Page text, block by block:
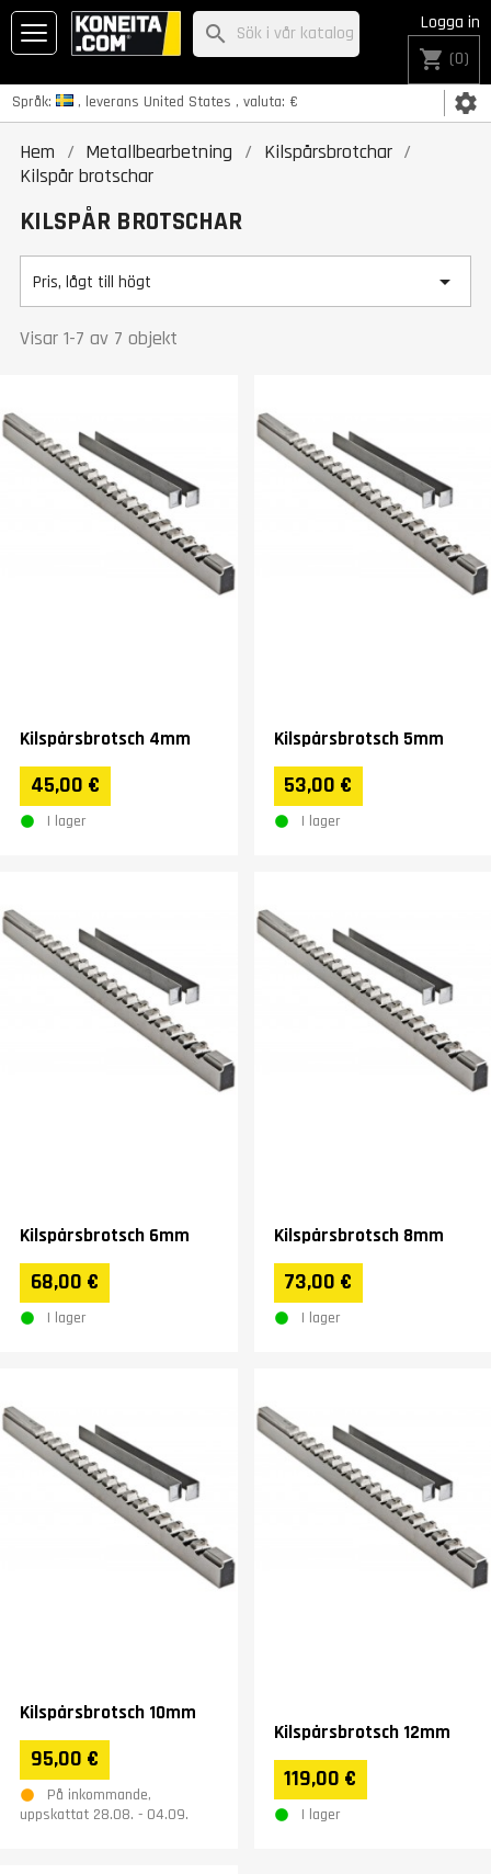
Språk: , leverans United States , valuta: € settings
Logga in
shopping_cart (0)
search
Hem Metallbearbetning
Kilspårsbrotchar
Kilspår brotschar
KILSPÅR BROTSCHAR
Pris, lågt till högt 
Visar 1-7 av 7 objekt
Kilspårsbrotsch 4mm
45,00 €
I lager
Kilspårsbrotsch 5mm
53,00 €
I lager
Kilspårsbrotsch 6mm
68,00 €
I lager
Kilspårsbrotsch 8mm
73,00 €
I lager
Kilspårsbrotsch 10mm
95,00 €
På inkommande,
uppskattat 28.08. - 04.09.
Kilspårsbrotsch 12mm
119,00 €
I lager